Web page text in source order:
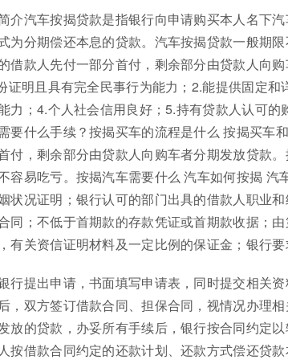
介汽车按揭贷款是指银行向申请购买本人名下
为分期偿还本息的贷款。汽车按揭贷款一般期
借款人先付一部分首付，剩余部分由贷款人向
证明且具有完全民事行为能力；2.能提供固定
力；4.个人社会信用良好；5.持有贷款人认可
要什么手续？按揭买车的流程是什么 按揭买车
付，剩余部分由贷款人向购车者分期发放贷款
容易吃亏。按揭汽车需要什么 汽车如何按揭 汽
状况证明；银行认可的部门出具的借款人职业
同；不低于首期款的存款凭证或首期款收据；
有关资信证明材料及一定比例的保证金；银行要
行提出申请，书面填写申请表，同时提交相关
，双方签订借款合同、担保合同，视情况办理
放的贷款，办妥所有手续后，银行按合同约定
按借款合同约定的还款计划、还款方式偿还贷